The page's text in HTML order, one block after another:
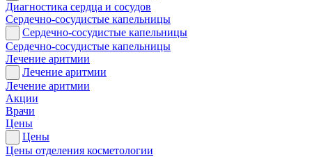
Диагностика сердца и сосудов
Сердечно-сосудистые капельницы
Сердечно-сосудистые капельницы
Сердечно-сосудистые капельницы
Лечение аритмии
Лечение аритмии
Лечение аритмии
Акции
Врачи
Цены
Цены
Цены отделения косметологии